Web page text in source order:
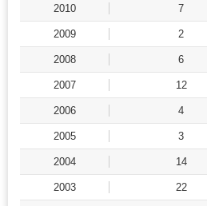
2010 7
2009 2
2008 6
2007 12
2006 4
2005 3
2004 14
2003 22